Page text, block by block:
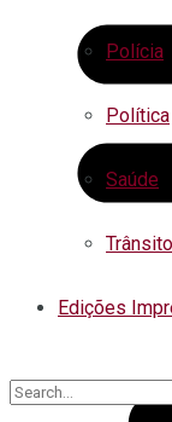
Polícia
Política
Saúde
Trânsito
Edições